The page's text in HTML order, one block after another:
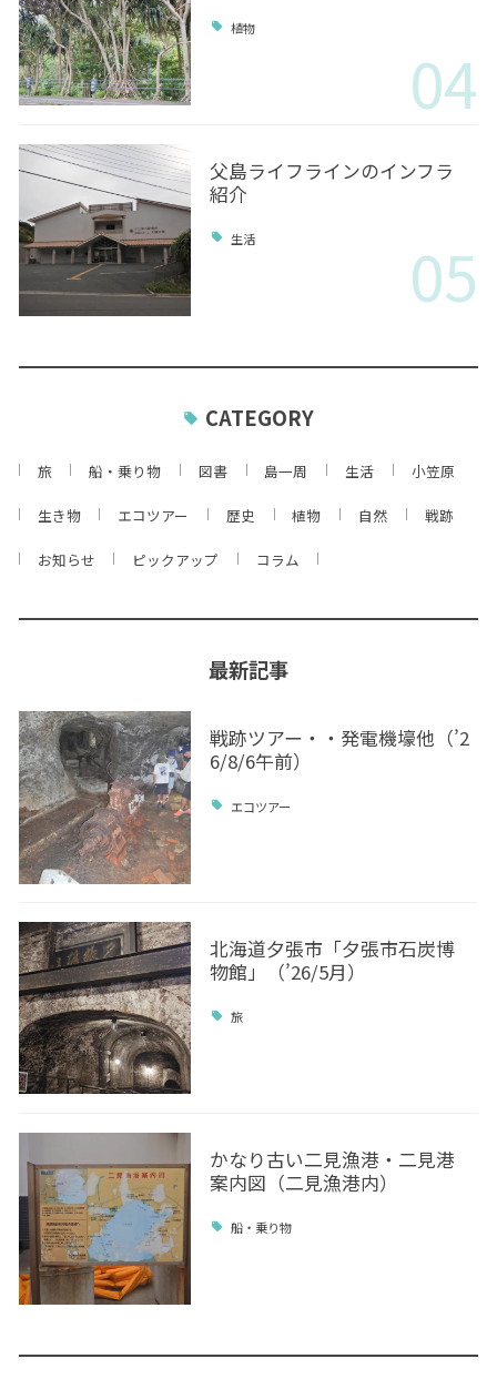
植物
04
父島ライフラインのインフラ
紹介
生活 05
CATEGORY
旅 船・乗り物 図書 島一周 生活 小笠原
生き物 エコツアー 歴史 植物 自然 戦跡
お知らせ ピックアップ コラム
最新記事
戦跡ツアー・・発電機壕他（’2
6/8/6午前）
エコツアー
北海道夕張市「夕張市石炭博
物館」（’26/5月）
旅
かなり古い二見漁港・二見港
案内図（二見漁港内）
船・乗り物